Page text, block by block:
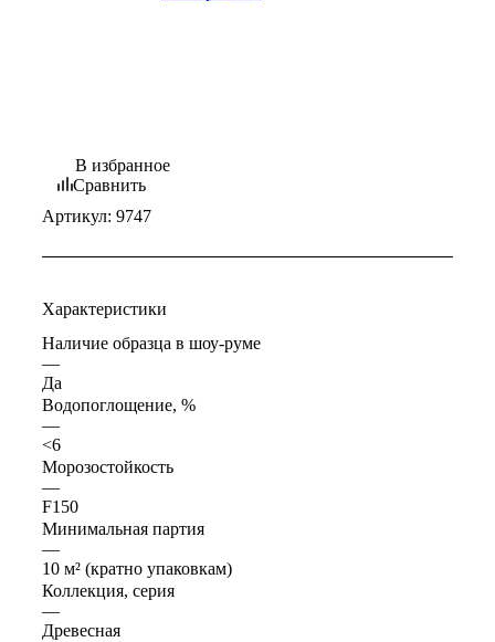
В избранное
Сравнить
Артикул: 9747
Характеристики
Наличие образца в шоу-руме
—
Да
Водопоглощение, %
—
<6
Морозостойкость
—
F150
Минимальная партия
—
10 м² (кратно упаковкам)
Коллекция, серия
—
Древесная